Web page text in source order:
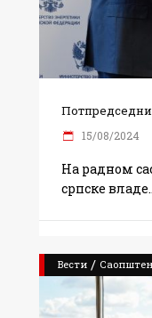
15/08/2024
На радном
српске владе
Вести /